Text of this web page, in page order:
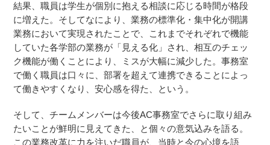
結果、職員は学生が個別に抱える相談に応じる時間が格段
に増えた。そしてなにより、業務の標準化・集中化が開講
業務において実現されたことで、これまでそれぞれで機能
していた各学部の業務が「見える化」され、相互のチェッ
ク機能が働くことにより、ミスが大幅に減少した。事務室
で働く職員は口々に、部署を超えて連携できることによっ
て働きやすくなり、安心感を得た、という。
そして、チームメンバーは今後AC事務室でさらに取り組み
たいことが鮮明に見えてきた、と個々の意気込みを語る。
この業務改革に力を注いだ職員が、当時と今の心境を語